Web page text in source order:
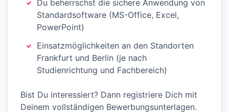
Du beherrschst die sichere Anwendung von
Standardsoftware (MS-Office, Excel,
PowerPoint)
Einsatzmöglichkeiten an den Standorten
Frankfurt und Berlin (je nach
Studienrichtung und Fachbereich)
Bist Du interessiert? Dann registriere Dich mit
Deinem vollständigen Bewerbungsunterlagen.